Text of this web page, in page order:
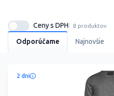
Odporúčame Najnovšie
Ceny s DPH 8 produktov
2 dni